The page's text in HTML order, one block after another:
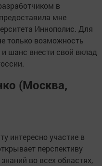
в
мне
Иннополис. Для
только возможность
шанс внести свой вклад
(Москва,
интересно участие в
перспективу
во всех областях,